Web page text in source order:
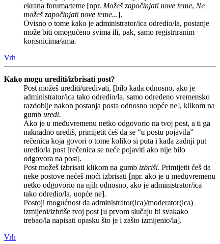
ekrana foruma/teme [npr. Možeš započinjati nove teme, Ne
možeš započinjati nove teme...].
Ovisno o tome kako je administrator/ica odredio/la, postanje
može biti omogućeno svima ili, pak, samo registriranim
korisnicima/ama.
Vrh
Kako mogu urediti/izbrisati post?
Post možeš urediti/uređivati, [bilo kada odnosno, ako je
administrator/ica tako odredio/la, samo određeno vremensko
razdoblje nakon postanja posta odnosno uopće ne], klikom na
gumb uredi.
Ako je u međuvremenu netko odgovorio na tvoj post, a ti ga
naknadno urediš, primijetit ćeš da se “u postu pojavila”
rečenica koja govori o tome koliko si puta i kada zadnji put
uredio/la post [rečenica se neće pojaviti ako nije bilo
odgovora na post].
Post možeš izbrisati klikom na gumb izbriši. Primijetit ćeš da
neke postove nećeš moći izbrisati [npr. ako je u međuvremenu
netko odgovorio na njih odnosno, ako je administrator/ica
tako odredio/la, uopće ne].
Postoji mogućnost da administrator(ica)/moderator(ica)
izmijeni/izbriše tvoj post [u prvom slučaju bi svakako
trebao/la napisati opasku što je i zašto izmijenio/la].
Vrh